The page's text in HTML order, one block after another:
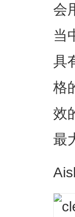
会
当
具
格
效
最